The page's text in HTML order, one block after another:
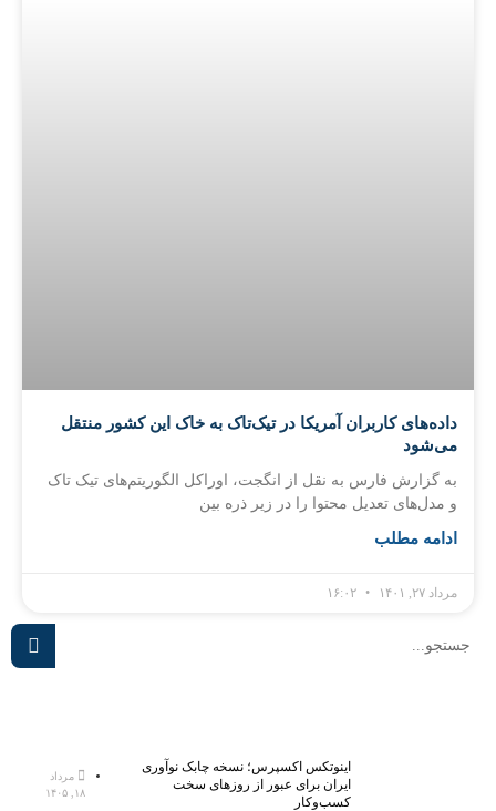
داده‌های کاربران آمریکا در تیک‌تاک به خاک این کشور منتقل
می‌شود
به گزارش فارس به نقل از انگجت، اوراکل الگوریتم‌های تیک تاک
و مدل‌های تعدیل محتوا را در زیر ذره بین
ادامه مطلب
مرداد ۲۷, ۱۴۰۱
اینوتکس اکسپرس؛ نسخه چابک نوآوری
ایران برای عبور از روزهای سخت
کسب‌وکار
مرداد
۱۸, ۱۴۰۵